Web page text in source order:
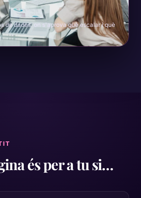
de dades: on s'aprova què escalar i què
és per a tu si…